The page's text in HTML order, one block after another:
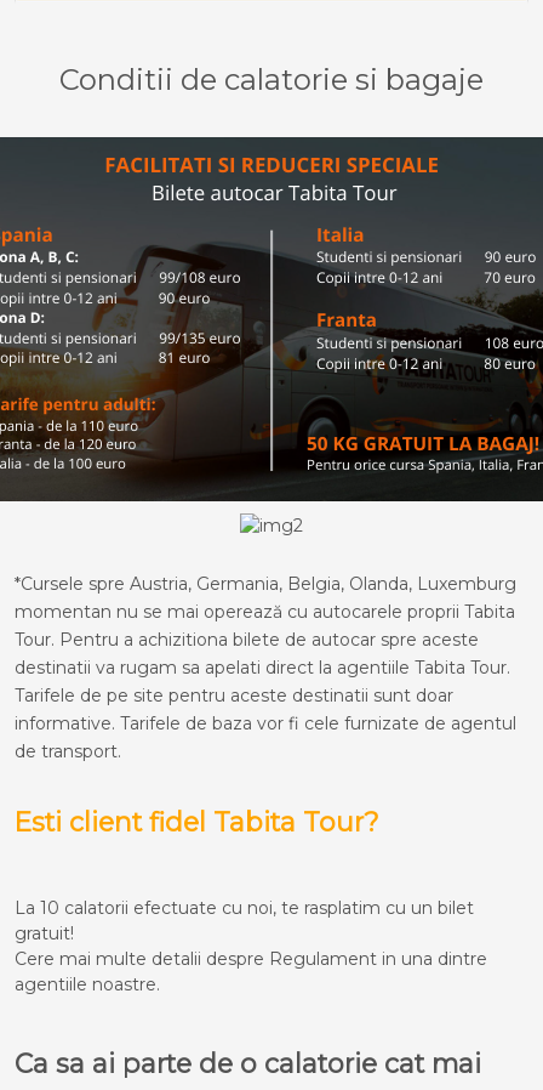
Conditii de calatorie si bagaje
*Cursele spre Austria, Germania, Belgia, Olanda, Luxemburg
momentan nu se mai operează cu autocarele proprii Tabita
Tour. Pentru a achizitiona bilete de autocar spre aceste
destinatii va rugam sa apelati direct la agentiile Tabita Tour.
Tarifele de pe site pentru aceste destinatii sunt doar
informative. Tarifele de baza vor fi cele furnizate de agentul
de transport.
Esti client fidel Tabita Tour?
La 10 calatorii efectuate cu noi, te rasplatim cu un bilet
gratuit!
Cere mai multe detalii despre Regulament in una dintre
agentiile noastre.
Ca sa ai parte de o calatorie cat mai